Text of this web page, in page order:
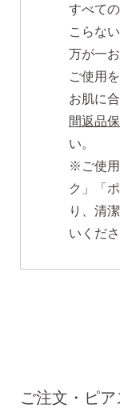
すべて
こらな
万が一
ご使用
お肌に
間返品
い。
※ご使用
ク」「
り、清
いくださ
ご注文・ピア